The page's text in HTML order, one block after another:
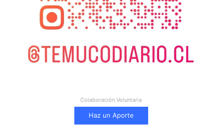
Colaboración Voluntaria
Haz un Aporte